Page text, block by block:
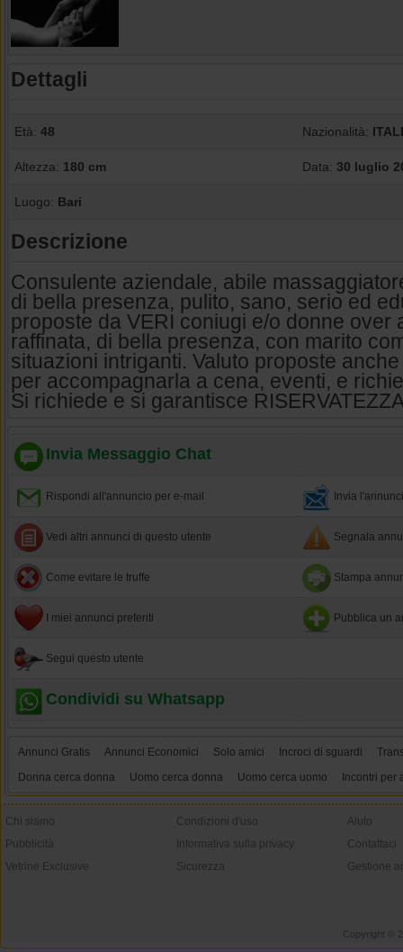
Dettagli
Età: 48 Nazionalità:
Altezza: 180 cm Data: 30 luglio
Luogo: Bari
Descrizione
Consulente aziendale, abile
di bella presenza, pulito, sano, serio ed
proposte da VERI coniugi e/o donne over
raffinata, di bella presenza, con marito
situazioni intriganti. Valuto proposte
per accompagnarla a cena, eventi, e
Si richiede e si garantisce
Invia Messaggio Chat
Rispondi all'annuncio per e-mail Invia
Vedi altri annunci di questo utente Segnala
Come evitare le truffe Stampa
I miei annunci preferiti Pubblica un
Segui questo utente
Condividi su Whatsapp
Annunci Gratis Annunci Economici Solo amici Incroci di sguardi
Donna cerca donna
Uomo cerca donna Uomo cerca uomo Incontri per
Chi siamo
Pubblicità
Vetrine Exclusive
Condizioni d'uso
Informativa sulla privacy
Sicurezza
Aiuto
Contattaci
Gestione
Copyright ©